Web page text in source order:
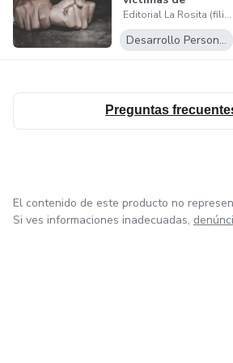
violencia sexual
Editorial La Rosita (filial de Cipex académicos)
Desarrollo Personal
Preguntas
El contenido de este producto no
Si ves informaciones inadecuadas,